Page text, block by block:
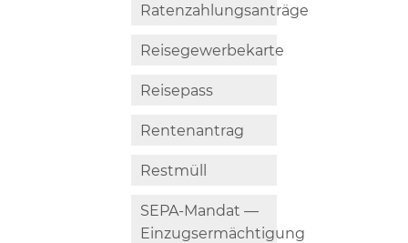
Ratenzahlungsanträge
Reisegewerbekarte
Reisepass
Rentenantrag
Restmüll
SEPA-Mandat —
Einzugsermächtigung